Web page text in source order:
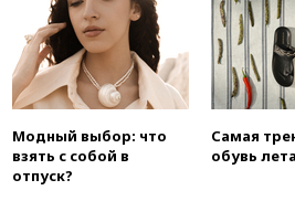
Модный выбор: что
взять с собой в
отпуск?
Самая
обувь